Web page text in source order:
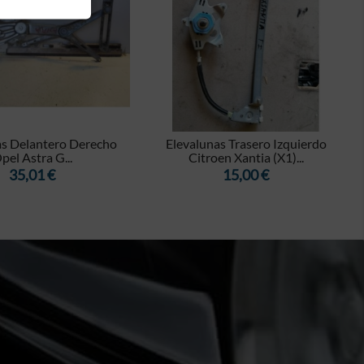
Delantero Derecho
Astra G...
Precio
35,01 €
Elevalunas Trasero Izquierdo
Citroen Xantia (X1)...
Precio
15,00 €
